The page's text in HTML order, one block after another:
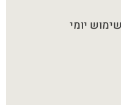
יומי